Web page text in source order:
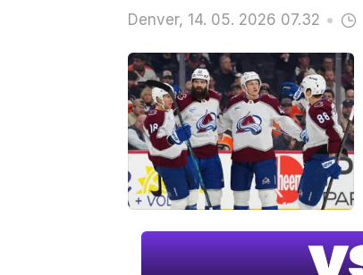
Denver, 14. 05. 2026 07.32